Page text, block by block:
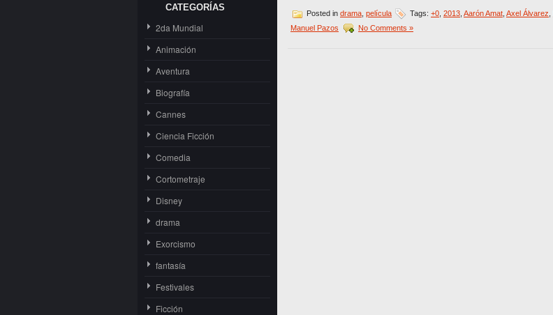
CATEGORÍAS
2da Mundial
Animación
Aventura
Biografía
Cannes
Ciencia Ficción
Comedia
Cortometraje
Disney
drama
Exorcismo
fantasía
Festivales
Ficción
Posted in drama película Tags: +0 2013 Aarón Amat Axel Álvarez
Manuel Pazos
No Comments »